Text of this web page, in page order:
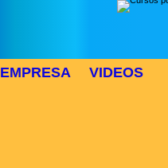
EMPRESA VIDEOS